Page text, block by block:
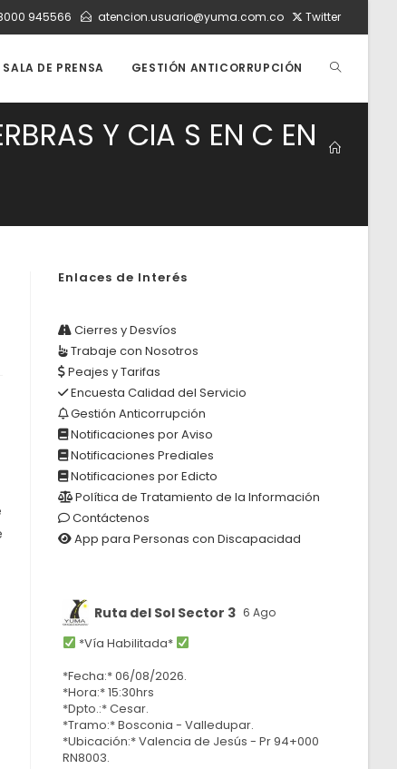
945566 atencion.usuario@yuma.com.co Twitter
SALA DE PRENSA GESTIÓN ANTICORRUPCIÓN ALTERNAR
Y CIA S EN C EN
Enlaces de Interés
Cierres y Desvíos
Trabaje con Nosotros
Peajes y Tarifas
Encuesta Calidad del Servicio
Gestión Anticorrupción
Notificaciones por Aviso
Notificaciones Prediales
Notificaciones por Edicto
Política de Tratamiento de la Información
Contáctenos
App para Personas con Discapacidad
Ruta del Sol Sector 3 6 Ago
*Vía Habilitada*
*Fecha:* 06/08/2026.
*Hora:* 15:30hrs
*Dpto.:* Cesar.
*Tramo:* Bosconia - Valledupar.
*Ubicación:* Valencia de Jesús - Pr 94+000
RN8003.